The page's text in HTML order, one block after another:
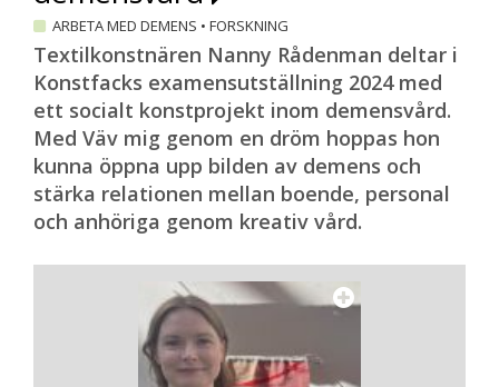
ARBETA MED DEMENS • FORSKNING
Textilkonstnären Nanny Rådenman deltar i
Konstfacks examensutställning 2024 med
ett socialt konstprojekt inom demensvård.
Med Väv mig genom en dröm hoppas hon
kunna öppna upp bilden av demens och
stärka relationen mellan boende, personal
och anhöriga genom kreativ vård.